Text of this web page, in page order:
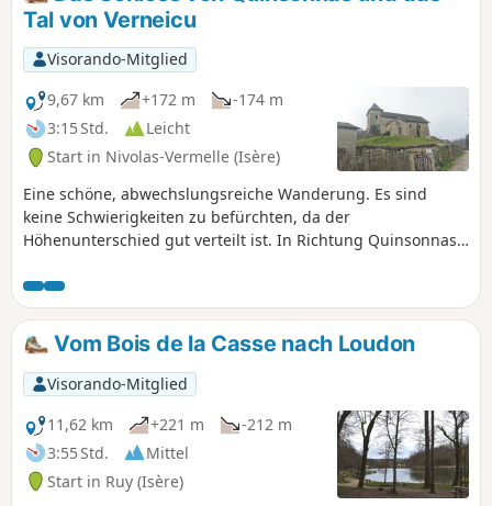
diesem Ort herrscht eine besondere
Energie, die Kompasse verrückt spielen
lässt. Es ist ein schöner Wald mit
Buchen, Eichen und
Haselnusssträuchern. Ein Teil des
Waldes wurde mit Douglasien,
Kirschbäumen und Roteichen neu
bepflanzt.
Tal von Verneicu
Visorando-Mitglied
9,67 km
+172 m
-174 m
3:15 Std.
Leicht
Start in Nivolas-Vermelle (Isère)
Eine schöne, abwechslungsreiche Wanderung. Es sind
keine Schwierigkeiten zu befürchten, da der
Höhenunterschied gut verteilt ist. In Richtung Quinsonnas
an drei interessanten Gebäuden vorbei: dem Schloss von
Quinsonnas, dem Anwesen von Fichaillon und der Kirche
von Vermelle. Als Sahnehäubchen wandern Sie durch das
charmante Tal des Baches Verneicu.
Vom Bois de la Casse nach Loudon
Visorando-Mitglied
11,62 km
+221 m
-212 m
3:55 Std.
Mittel
Start in Ruy (Isère)